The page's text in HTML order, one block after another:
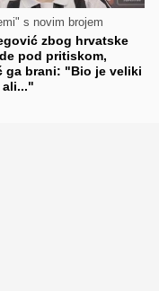
s novim brojem
zbog hrvatske
pod pritiskom,
ga brani: "Bio je veliki
ali..."